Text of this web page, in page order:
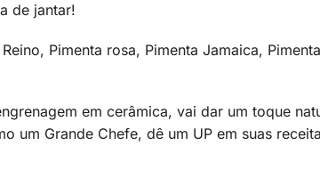
de jantar!
Pimenta rosa, Pimenta Jamaica,
em cerâmica, vai dar um toque
um Grande Chefe, dê um UP em suas